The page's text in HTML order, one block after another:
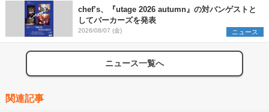
chef’s、『utage 2026 autumn』の対バンゲストと
してパーカーズを発表
2026/08/07 (金) ニュース
ニュース一覧へ
関連記事